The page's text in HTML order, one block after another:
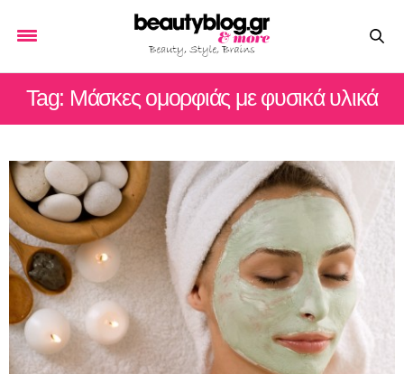
Tag: Μάσκες ομορφιάς με φυσικά υλικά